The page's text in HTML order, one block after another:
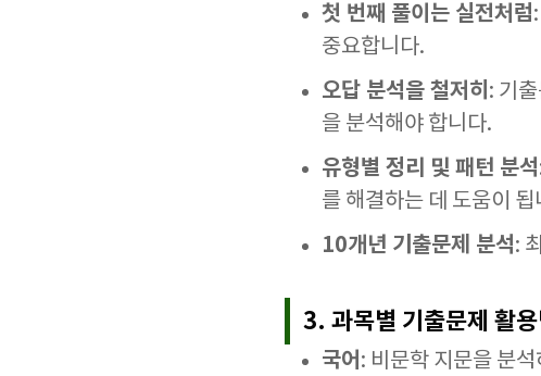
첫 번째 풀이는 실전처럼
중요합니다.
오답 분석을 철저히 : 기
을 분석해야 합니다.
유형별 정리 및 패턴 분석
를 해결하는 데 도움이 됩
10개년 기출문제 분석:
3. 과목별 기출문제 활용
국어 : 비문학 지문을 분